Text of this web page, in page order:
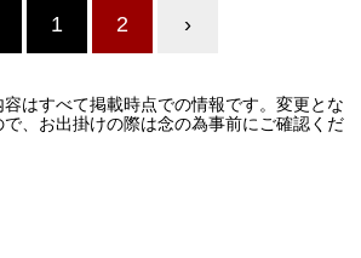
1 2 ›
はすべて掲載時点での情報です。変更とな
、お出掛けの際は念の為事前にご確認くだ